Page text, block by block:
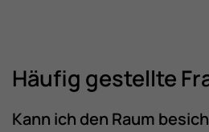
Häufig gestellte
Kann ich den Raum